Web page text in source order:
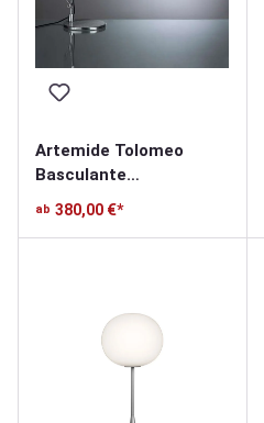
Artemide Tolomeo
Basculante
Tischleuchte
ab 380,00 €*